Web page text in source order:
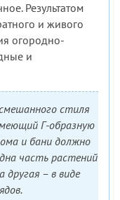
Результатом
и живого
огородно-
и
стиля
Г-образную
и бани должно
часть растений
другая – в виде